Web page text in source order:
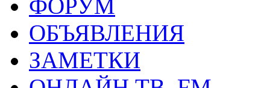
ФОРУМ
ОБЪЯВЛЕНИЯ
ЗАМЕТКИ